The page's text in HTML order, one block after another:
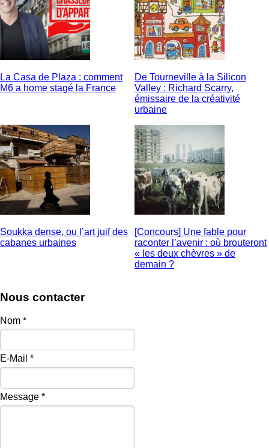
La Casa de Plaza : comment
M6 a home stagé la France
De Tourneville à la Silicon
Valley : Richard Scarry,
émissaire de la créativité
urbaine
Soukka dense, ou l’art juif des
cabanes urbaines
[Concours] Une fable pour
raconter l’avenir : où brouteront
« les deux chèvres » de
demain ?
Nous contacter
Nom *
E-Mail *
Message *